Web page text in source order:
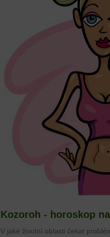
Kozoroh - horoskop
V jaké životní oblasti čekat